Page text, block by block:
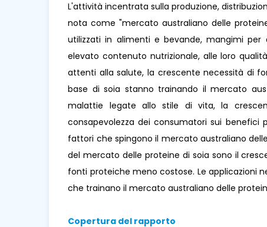
L'attività incentrata sulla produzione,
nota come "mercato australiano delle
utilizzati in alimenti e bevande, mangimi
elevato contenuto nutrizionale, alle loro
attenti alla salute, la crescente necessità di
base di soia stanno trainando il mercato
malattie legate allo stile di vita, la
consapevolezza dei consumatori sui benefici
fattori che spingono il mercato australiano
del mercato delle proteine ​​di soia sono il
fonti proteiche meno costose. Le applicazioni
che trainano il mercato australiano delle
Copertura del rapporto